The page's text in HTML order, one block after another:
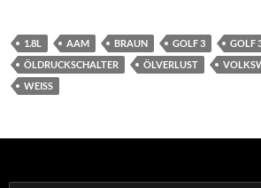
1.8L AAM BRAUN GOLF 3
GOLF
ÖLDRUCKSCHALTER
ÖLVERLUST
WEISS